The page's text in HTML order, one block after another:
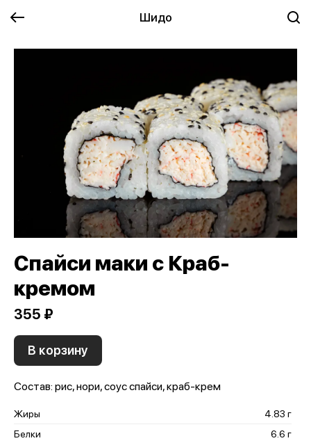
Шидо
Спайси маки с Краб-
кремом
355 ₽
В корзину
Состав: рис, нори, соус спайси, краб-крем
Жиры
4.83 г
Белки
6.6 г